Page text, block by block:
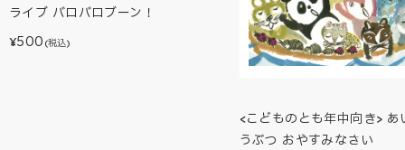
ライブ バロバロブーン！
¥500 (税込)
<こどものとも年中向き> あ
うぶつ おやすみなさい